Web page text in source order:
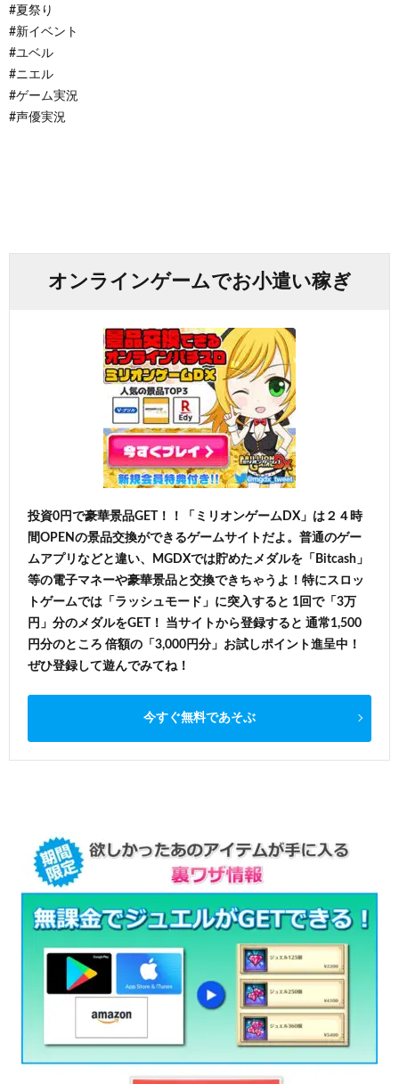
#夏祭り
#新イベント
#ユベル
#ニエル
#ゲーム実況
#声優実況
オンラインゲームでお小遣い稼ぎ
投資0円で豪華景品GET！！「ミリオンゲームDX」は２４時
間OPENの景品交換ができるゲームサイトだよ。普通のゲー
ムアプリなどと違い、MGDXでは貯めたメダルを「Bitcash」
等の電子マネーや豪華景品と交換できちゃうよ！特にスロッ
トゲームでは「ラッシュモード」に突入すると 1回で「3万
円」分のメダルをGET！ 当サイトから登録すると 通常1,500
円分のところ 倍額の「3,000円分」お試しポイント進呈中！
ぜひ登録して遊んでみてね！
今すぐ無料であそぶ